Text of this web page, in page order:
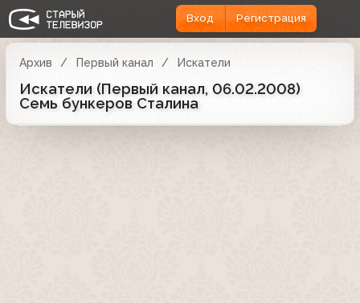
Вход Регистрация
Архив Первый канал Искатели
Искатели (Первый канал, 06.02.2008)
Семь бункеров Сталина